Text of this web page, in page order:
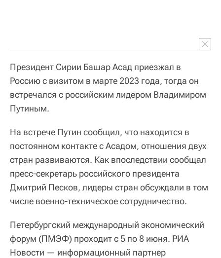
Президент Сирии Башар Асад приезжал в
Россию с визитом в марте 2023 года, тогда он
встречался с российским лидером Владимиром
Путиным.
На встрече Путин сообщил, что находится в
постоянном контакте с Асадом, отношения двух
стран развиваются. Как впоследствии сообщал
пресс-секретарь российского президента
Дмитрий Песков, лидеры стран обсуждали в том
числе военно-техническое сотрудничество.
Петербургский международный экономический
форум (ПМЭФ) проходит с 5 по 8 июня. РИА
Новости — информационный партнер